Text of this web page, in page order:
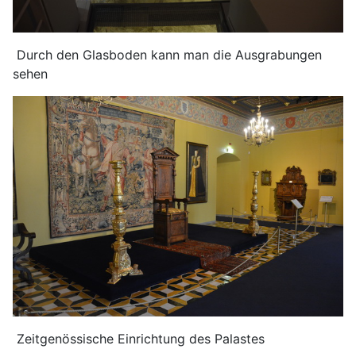
Durch den Glasboden kann man die Ausgrabungen
sehen
Zeitgenössische Einrichtung des Palastes